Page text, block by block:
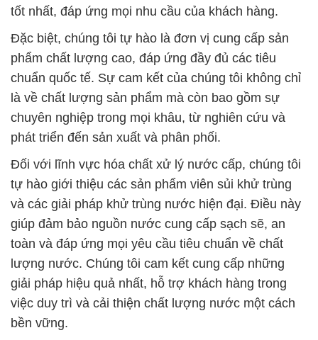
tốt nhất, đáp ứng mọi nhu cầu của khách hàng.
Đặc biệt, chúng tôi tự hào là đơn vị cung cấp sản
phẩm chất lượng cao, đáp ứng đầy đủ các tiêu
chuẩn quốc tế. Sự cam kết của chúng tôi không chỉ
là về chất lượng sản phẩm mà còn bao gồm sự
chuyên nghiệp trong mọi khâu, từ nghiên cứu và
phát triển đến sản xuất và phân phối.
Đối với lĩnh vực hóa chất xử lý nước cấp, chúng tôi
tự hào giới thiệu các sản phẩm viên sủi khử trùng
và các giải pháp khử trùng nước hiện đại. Điều này
giúp đảm bảo nguồn nước cung cấp sạch sẽ, an
toàn và đáp ứng mọi yêu cầu tiêu chuẩn về chất
lượng nước. Chúng tôi cam kết cung cấp những
giải pháp hiệu quả nhất, hỗ trợ khách hàng trong
việc duy trì và cải thiện chất lượng nước một cách
bền vững.